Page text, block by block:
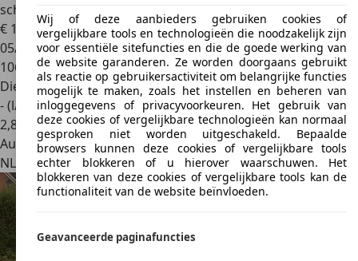
schuifdeuren|T
€ 18.0901
05/2019
106.019 km
Diesel
- (l/100 km)
2,8
Autobedrijf
NL 4714 VCSprundel
Wij of deze aanbieders gebruiken cookies of
vergelijkbare tools en technologieën die noodzakelijk zijn
voor essentiële sitefuncties en die de goede werking van
de website garanderen. Ze worden doorgaans gebruikt
als reactie op gebruikersactiviteit om belangrijke functies
mogelijk te maken, zoals het instellen en beheren van
inloggegevens of privacyvoorkeuren. Het gebruik van
deze cookies of vergelijkbare technologieën kan normaal
gesproken niet worden uitgeschakeld. Bepaalde
browsers kunnen deze cookies of vergelijkbare tools
echter blokkeren of u hierover waarschuwen. Het
blokkeren van deze cookies of vergelijkbare tools kan de
functionaliteit van de website beïnvloeden.
Geavanceerde paginafuncties